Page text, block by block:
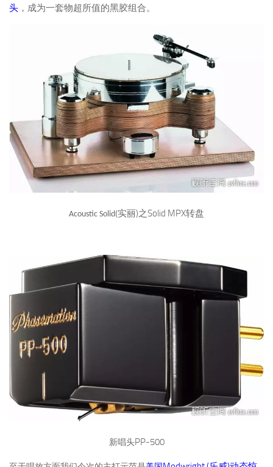
头 ，成为一套物超所值的黑胶组合。
Acoustic Solid(实丽)之Solid MPX转盘
新唱头PP-500